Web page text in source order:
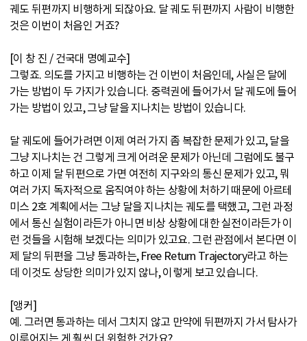
궤도 뒤편까지 비행하게 되잖아요. 달 궤도 뒤편까지 사람이 비행한
것은 이번이 처음인 거죠?
[이 창 진 / 건국대 명예교수]
그렇죠. 의도를 가지고 비행하는 건 이번이 처음인데, 사실은 달에
가는 방법이 두 가지가 있습니다. 중력권에 들어가서 달 궤도에 들어
가는 방법이 있고, 그냥 달을 지나치는 방법이 있습니다.
달 궤도에 들어가려면 이제 여러 가지 좀 복잡한 문제가 있고, 달을
그냥 지나치는 건 그렇게 크게 어려운 문제가 아닌데 그럼에도 불구
하고 이제 달 뒤편으로 가면 여전히 지구와의 통신 문제가 있고, 뭐
여러 가지 독자적으로 움직여야 하는 상황에 처하기 때문에 아르테
미스 2호 계획에서는 그냥 달을 지나치는 궤도를 택했고, 그런 과정
에서 통신 실험이라든가 아니면 비상 상황에 대한 실전이라든가 이
런 것들을 시험해 보겠다는 의미가 있고요. 그런 관점에서 본다면 이
제 달의 뒤편을 그냥 통과하는, Free Return Trajectory라고 하는
데 이것도 상당한 의미가 있지 않나, 이렇게 보고 있습니다.
[앵커]
예. 그러면 통과하는 데서 그치지 않고 만약에 뒤편까지 가서 탐사가
이루어지는 게 훨씬 더 위험한 건가요?